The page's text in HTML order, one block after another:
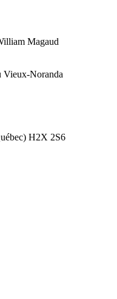
Magaud
Vieux-Noranda
H2X 2S6